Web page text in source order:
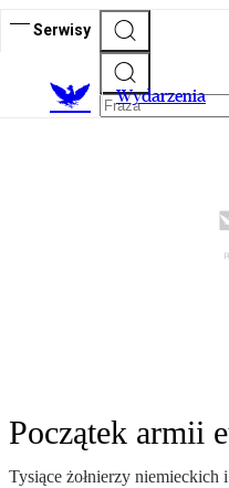
Serwisy
Wydarzenia
Początek armii
Tysiące żołnierzy